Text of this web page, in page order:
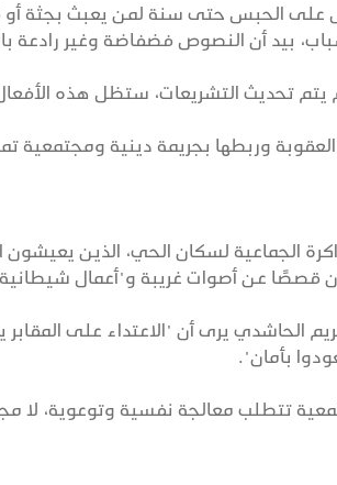
"المادة 262 تنص على الحبس حتى سنة لمن يعبث
بيد أن النصوص فضفاضة وغير رادعة
تحديث التشريعات، ستظل هذه
وربطها بجريمة دينية ومجتمعية
الجماعية لسكان الحي، الذين
قصصًا عن أصوات غريبة و"أعمال
الحاشدي يرى أن "الاعتداء على المقابر
بأمان".
تتطلب معالجة نفسية وتوعوية، لا